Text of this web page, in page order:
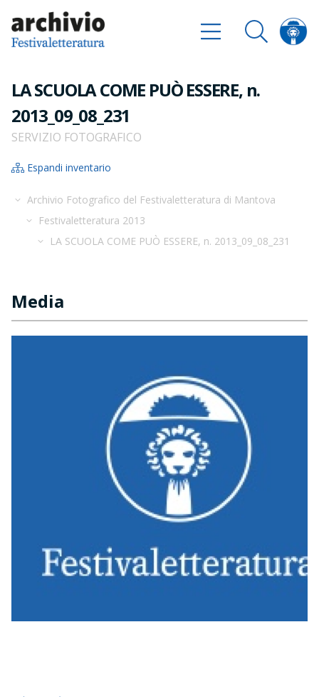
LA SCUOLA COME PUÒ ESSERE, n.
2013_09_08_231
SERVIZIO FOTOGRAFICO
Espandi inventario
Archivio Fotografico del Festivaletteratura di Mantova
Festivaletteratura 2013
LA SCUOLA COME PUÒ ESSERE, n. 2013_09_08_231
Media